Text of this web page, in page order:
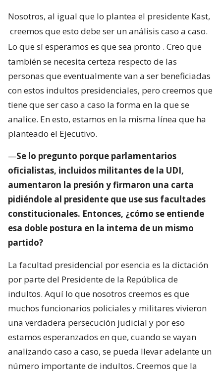
Nosotros, al igual que lo plantea el presidente Kast,
creemos que esto debe ser un análisis caso a caso.
Lo que sí esperamos es que sea pronto . Creo que
también se necesita certeza respecto de las
personas que eventualmente van a ser beneficiadas
con estos indultos presidenciales, pero creemos que
tiene que ser caso a caso la forma en la que se
analice. En esto, estamos en la misma línea que ha
planteado el Ejecutivo.
—Se lo pregunto porque parlamentarios
oficialistas, incluidos militantes de la UDI,
aumentaron la presión y firmaron una carta
pidiéndole al presidente que use sus facultades
constitucionales. Entonces, ¿cómo se entiende
esa doble postura en la interna de un mismo
partido?
La facultad presidencial por esencia es la dictación
por parte del Presidente de la República de
indultos. Aquí lo que nosotros creemos es que
muchos funcionarios policiales y militares vivieron
una verdadera persecución judicial y por eso
estamos esperanzados en que, cuando se vayan
analizando caso a caso, se pueda llevar adelante un
número importante de indultos. Creemos que la